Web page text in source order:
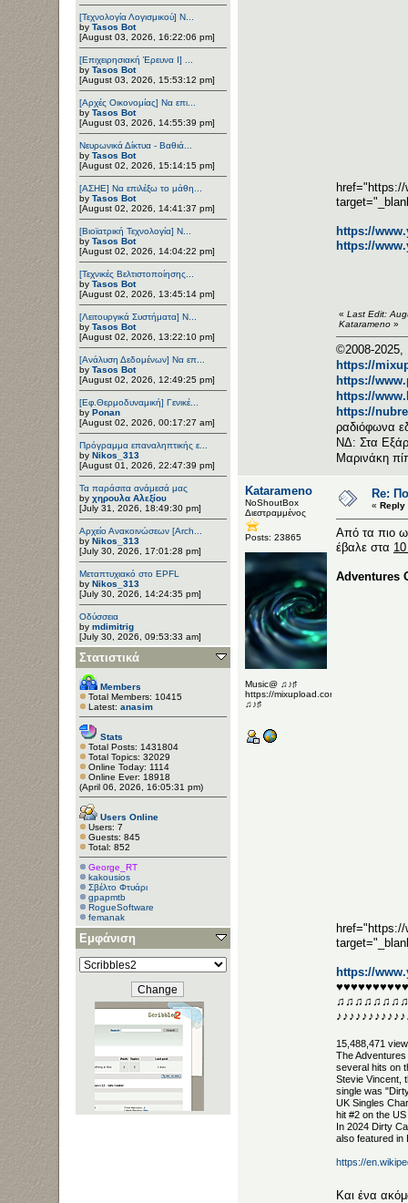
[Τεχνολογία Λογισμικού] Ν...
by Tasos Bot
[August 03, 2026, 16:22:06 pm]
[Επιχειρησιακή Έρευνα Ι] ...
by Tasos Bot
[August 03, 2026, 15:53:12 pm]
[Αρχές Οικονομίας] Να επι...
by Tasos Bot
[August 03, 2026, 14:55:39 pm]
Νευρωνικά Δίκτυα - Βαθιά...
by Tasos Bot
[August 02, 2026, 15:14:15 pm]
[ΑΣΗΕ] Να επιλέξω το μάθη...
by Tasos Bot
[August 02, 2026, 14:41:37 pm]
[Βιοϊατρική Τεχνολογία] Ν...
by Tasos Bot
[August 02, 2026, 14:04:22 pm]
[Τεχνικές Βελτιστοποίησης...
by Tasos Bot
[August 02, 2026, 13:45:14 pm]
[Λειτουργικά Συστήματα] Ν...
by Tasos Bot
[August 02, 2026, 13:22:10 pm]
[Ανάλυση Δεδομένων] Να επ...
by Tasos Bot
[August 02, 2026, 12:49:25 pm]
[Εφ.Θερμοδυναμική] Γενικέ...
by Ponan
[August 02, 2026, 00:17:27 am]
Πρόγραμμα επαναληπτικής ε...
by Nikos_313
[August 01, 2026, 22:47:39 pm]
Τα παράσιτα ανάμεσά μας
by χηρουλα Αλεξίου
[July 31, 2026, 18:49:30 pm]
Αρχείο Ανακοινώσεων [Arch...
by Nikos_313
[July 30, 2026, 17:01:28 pm]
Μεταπτυχιακό στο EPFL
by Nikos_313
[July 30, 2026, 14:24:35 pm]
Οδύσσεια
by mdimitrig
[July 30, 2026, 09:53:33 am]
Στατιστικά
Members
Total Members: 10415
Latest: anasim
Stats
Total Posts: 1431804
Total Topics: 32029
Online Today: 1114
Online Ever: 18918
(April 06, 2026, 16:05:31 pm)
Users Online
Users: 7
Guests: 845
Total: 852
George_RT
kakousios
Σβέλτο Φτυάρι
gpapmtb
RogueSoftware
femanak
Εμφάνιση
https://
https://
« Last Edit:
Katarameno »
©2008-2025,
https://
https://
https://
https://
ραδιόφωνα
ΝΔ: Στα
Μαρινάκη
Katarameno
NoShoutBox
Διεστραμμένος
Posts: 23865
Music@ ♫♪♯
https://mixupload.com/u/Katarameno/
♫♪♯
Re:
« Reply
Aπό τα πιο
έβαλε στα
Adventures
https://
15,488,471
The
several hits on
Stevie Vincent,
single was
UK Singles
hit #2 on the
In 2024 Dirty
also featured in
https://
Kαι ένα